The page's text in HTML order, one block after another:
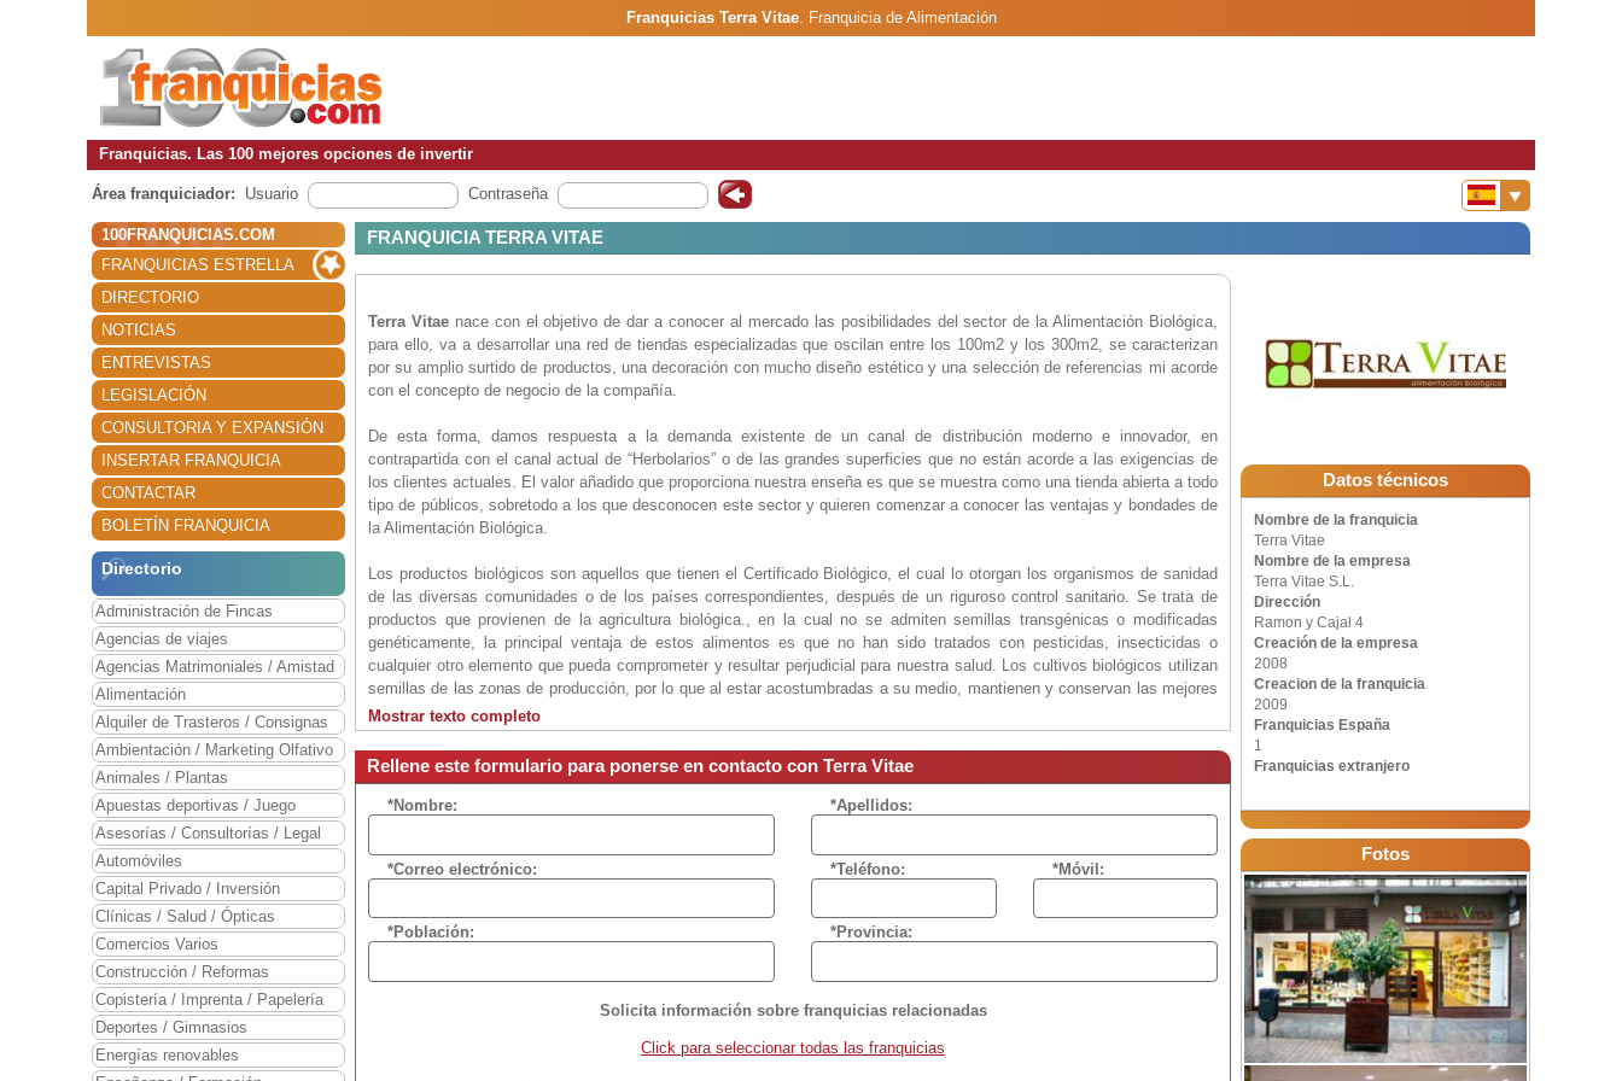
Franquicias Terra Vitae. Franquicia de Alimentación
Franquicias. Las 100 mejores opciones de invertir
Área franquiciador: Usuario Contraseña
100FRANQUICIAS.COM
FRANQUICIAS ESTRELLA
DIRECTORIO
NOTICIAS
ENTREVISTAS
LEGISLACIÓN
CONSULTORIA Y EXPANSIÓN
INSERTAR FRANQUICIA
CONTACTAR
BOLETÍN FRANQUICIA
Directorio
Administración de Fincas
Agencias de viajes
Agencias Matrimoniales / Amistad
Alimentación
Alquiler de Trasteros / Consignas
Ambientación / Marketing Olfativo
Animales / Plantas
Apuestas deportivas / Juego
Asesorías / Consultorías / Legal
Automóviles
Capital Privado / Inversión
Clínicas / Salud / Ópticas
Comercios Varios
Construcción / Reformas
Copistería / Imprenta / Papelería
Deportes / Gimnasios
Energías renovables
FRANQUICIA TERRA VITAE
Terra Vitaenace con el objetivo de dar a conocer al mercado las posibilidades del sector de la Alimentación Biológica,
para ello, va a desarrollar una red de tiendas especializadas que oscilan entre los 100m2 y los 300m2, se caracterizan
por su amplio surtido de productos, una decoración con mucho diseño estético y una selección de referencias mi acorde
con el concepto de negocio de la compañía.
De esta forma, damos respuesta a la demanda existente de un canal de distribución moderno e innovador, en
contrapartida con el canal actual de “Herbolarios” o de las grandes superficies que no están acorde a las exigencias de
los clientes actuales. El valor añadido que proporciona nuestra enseña es que se muestra como una tienda abierta a todo
tipo de públicos, sobretodo a los que desconocen este sector y quieren comenzar a conocer las ventajas y bondades de
la Alimentación Biológica.
Los productos biológicos son aquellos que tienen el Certificado Biológico, el cual lo otorgan los organismos de sanidad
de las diversas comunidades o de los países correspondientes, después de un riguroso control sanitario. Se trata de
productos que provienen de la agricultura biológica., en la cual no se admiten semillas transgénicas o modificadas
genéticamente, la principal ventaja de estos alimentos es que no han sido tratados con pesticidas, insecticidas o
cualquier otro elemento que pueda comprometer y resultar perjudicial para nuestra salud. Los cultivos biológicos utilizan
semillas de las zonas de producción, por lo que al estar acostumbradas a su medio, mantienen y conservan las mejores
cualidades del producto. El sabor y olor de los alimentos biológicos son mas intensos que en los industriales.
Si nos fijamos en el desarrollo del sector de la Alimentación Biológica en el resto de países europeos vemos que la
expansión y el dominio del mercado lo están llevando a cabo redes de distribución similares aTerra Vitae.
Leche, Zumo, Galletas, Bollería, Panes, Huevos. Cereales, Semillas, Arroces, Pastas, Conservas, Aceites, Yogures,
Vinos, Cervezas, Refrescos, Libros, etc … Además, complementamos la alimentación con Terapias Naturales: Masajes,
Naturopatía, Chi Kung, Reiki, Reflexología, …. Esta actividad incrementa la rentabilidad del negocio de forma notable, y
Desarrollamos nuestro modelo de negocio como una Central de compras, y para ello, trabajamos con las mejores marcas
etc…, tales como: Oatly, Purnatur, Natursoy, Lima, etc…
Mostrar texto completo
Rellene este formulario para ponerse en contacto con Terra Vitae
*Nombre: *Apellidos:
*Correo electrónico: *Teléfono: *Móvil:
*Población: *Provincia:
Solicita información sobre franquicias relacionadas
Click para seleccionar todas las franquicias
Datos técnicos
Nombre de la franquicia
Terra Vitae
Nombre de la empresa
Terra Vitae S.L.
Dirección
Ramon y Cajal 4
Creación de la empresa
2008
Creacion de la franquicia
2009
Franquicias España
1
Franquicias extranjero
Fotos